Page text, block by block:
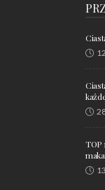
TOP